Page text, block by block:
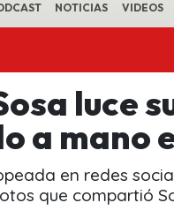
NOTICIAS VIDEOS
luce
a mano
en redes
que compartió